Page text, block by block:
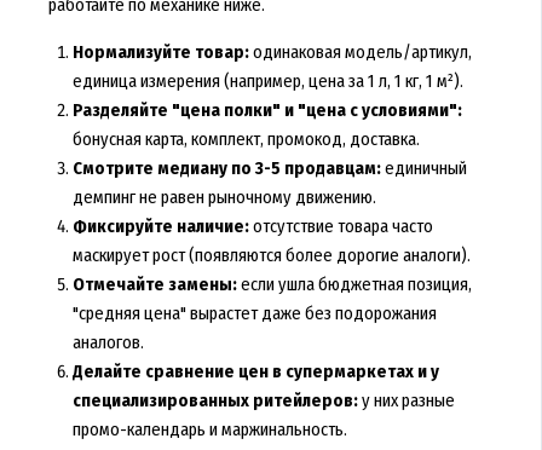
работайте по механике ниже.
Нормализуйте товар:одинаковая модель/артикул,
единица измерения (например, цена за 1 л, 1 кг, 1 м²).
Разделяйте "цена полки" и "цена с условиями":
бонусная карта, комплект, промокод, доставка.
Смотрите медиану по 3-5 продавцам:единичный
демпинг не равен рыночному движению.
Фиксируйте наличие:отсутствие товара часто
маскирует рост (появляются более дорогие аналоги).
Отмечайте замены:если ушла бюджетная позиция,
"средняя цена" вырастет даже без подорожания
аналогов.
Делайте сравнение цен в супермаркетах и у
специализированных ритейлеров:у них разные
промо-календарь и маржинальность.